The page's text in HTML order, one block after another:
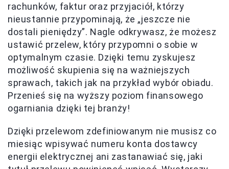
rachunków, faktur oraz przyjaciół, którzy
nieustannie przypominają, że „jeszcze nie
dostali pieniędzy”. Nagle odkrywasz, że możesz
ustawić przelew, który przypomni o sobie w
optymalnym czasie. Dzięki temu zyskujesz
możliwość skupienia się na ważniejszych
sprawach, takich jak na przykład wybór obiadu.
Przenieś się na wyższy poziom finansowego
ogarniania dzięki tej branży!
Dzięki przelewom zdefiniowanym nie musisz co
miesiąc wpisywać numeru konta dostawcy
energii elektrycznej ani zastanawiać się, jaki